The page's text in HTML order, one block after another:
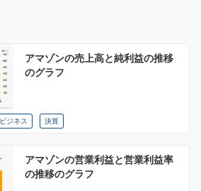
アマゾンの売上高と純利益の推移
のグラフ
ビジネス 決算
アマゾンの営業利益と営業利益率
の推移のグラフ